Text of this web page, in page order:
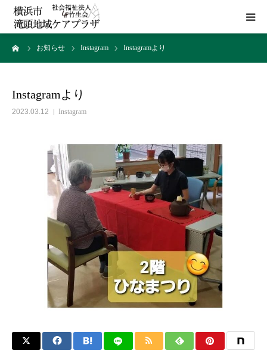
お知らせ Instagram Instagramより
Instagramより
2023.03.12 Instagram
HOME
施設概要
貸室
アクセス
お問い合わせ